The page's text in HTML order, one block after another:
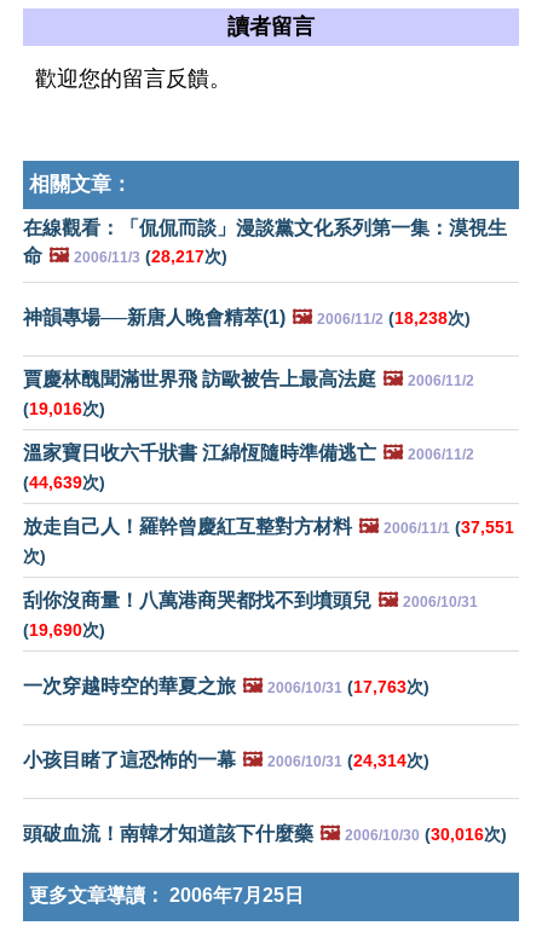
讀者留言
歡迎您的留言反饋。
相關文章：
在線觀看：「侃侃而談」漫談黨文化系列第一集：漠視生
命 🖼️ 2006/11/3 (28,217次)
神韻專場──新唐人晚會精萃(1) 🖼️ 2006/11/2 (18,238次)
賈慶林醜聞滿世界飛 訪歐被告上最高法庭 🖼️ 2006/11/2
(19,016次)
溫家寶日收六千狀書 江綿恆隨時準備逃亡 🖼️ 2006/11/2
(44,639次)
放走自己人！羅幹曾慶紅互整對方材料 🖼️ 2006/11/1 (37,551
次)
刮你沒商量！八萬港商哭都找不到墳頭兒 🖼️ 2006/10/31
(19,690次)
一次穿越時空的華夏之旅 🖼️ 2006/10/31 (17,763次)
小孩目睹了這恐怖的一幕 🖼️ 2006/10/31 (24,314次)
頭破血流！南韓才知道該下什麼藥 🖼️ 2006/10/30 (30,016次)
更多文章導讀： 2006年7月25日